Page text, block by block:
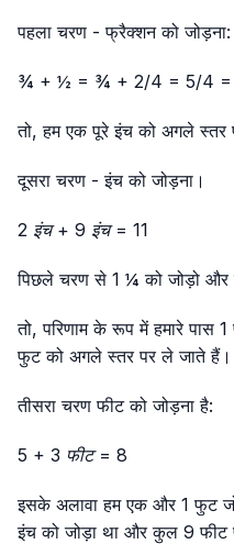
पहला चरण - फ्रैक्शन को जोड़ना:
¾ + ½ = ¾ + 2/4 = 5/4 =
तो, हम एक पूरे इंच को अगले
दूसरा चरण - इंच को जोड़ना।
2 इंच + 9 इंच = 11
पिछले चरण से 1 ¼ को जोड़ो और
तो, परिणाम के रूप में हमारे
फुट को अगले स्तर पर ले जाते हैं।
तीसरा चरण फीट को जोड़ना है:
5 + 3 फीट = 8
इसके अलावा हम एक और 1 फुट
इंच को जोड़ा था और कुल 9 फीट